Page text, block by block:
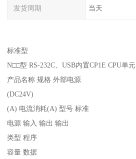
发货周期 当天
标准型
N□□型 RS-232C、USB内置CP1E CPU单元
产品名称 规格 外部电源
(DC24V)
(A) 电流消耗(A) 型号 标准
电源 输入 输出 输出
类型 程序
容量 数据